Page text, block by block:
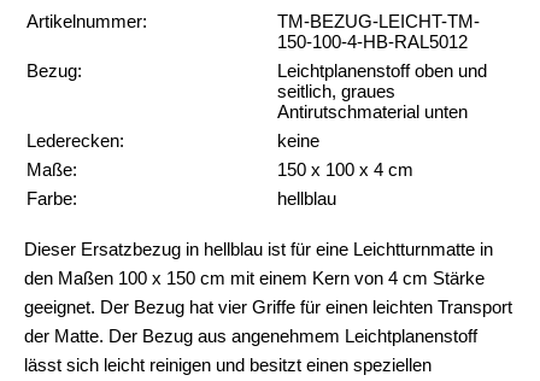
Artikelnummer:
TM-BEZUG-LEICHT-TM-
150-100-4-HB-RAL5012
Bezug:
Leichtplanenstoff oben und
seitlich, graues
Antirutschmaterial unten
Lederecken:
keine
Maße:
150 x 100 x 4 cm
Farbe:
hellblau
Dieser Ersatzbezug in hellblau ist für eine Leichtturnmatte in
den Maßen 100 x 150 cm mit einem Kern von 4 cm Stärke
geeignet. Der Bezug hat vier Griffe für einen leichten Transport
der Matte. Der Bezug aus angenehmem Leichtplanenstoff
lässt sich leicht reinigen und besitzt einen speziellen